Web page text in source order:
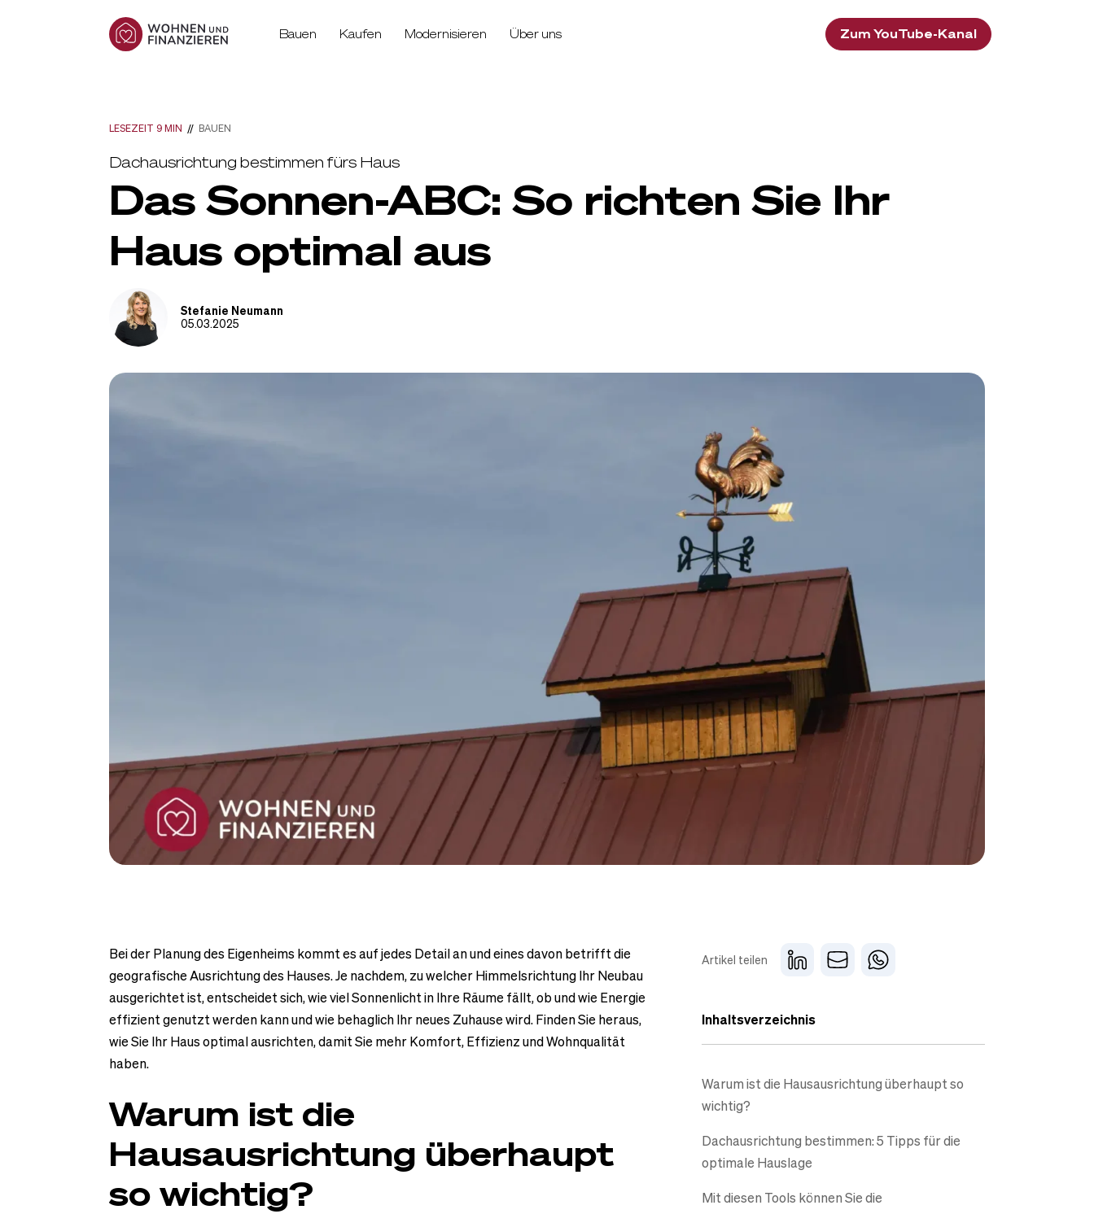
Bauen Kaufen Modernisieren Über uns Zum YouTube-Kanal
LESEZEIT 9 MIN // BAUEN
Dachausrichtung bestimmen fürs Haus
Das Sonnen-ABC: So richten Sie Ihr
Haus optimal aus
Stefanie Neumann
05.03.2025
Artikel teilen
Inhaltsverzeichnis
Warum ist die Hausausrichtung überhaupt so
wichtig?
Dachausrichtung bestimmen: 5 Tipps für die
optimale Hauslage
Mit diesen Tools können Sie die
Bei der Planung des Eigenheims kommt es auf jedes Detail an und eines davon betrifft die
geografische Ausrichtung des Hauses. Je nachdem, zu welcher Himmelsrichtung Ihr Neubau
ausgerichtet ist, entscheidet sich, wie viel Sonnenlicht in Ihre Räume fällt, ob und wie Energie
effizient genutzt werden kann und wie behaglich Ihr neues Zuhause wird. Finden Sie heraus,
wie Sie Ihr Haus optimal ausrichten, damit Sie mehr Komfort, Effizienz und Wohnqualität
haben.
Warum ist die
Hausausrichtung überhaupt
so wichtig?